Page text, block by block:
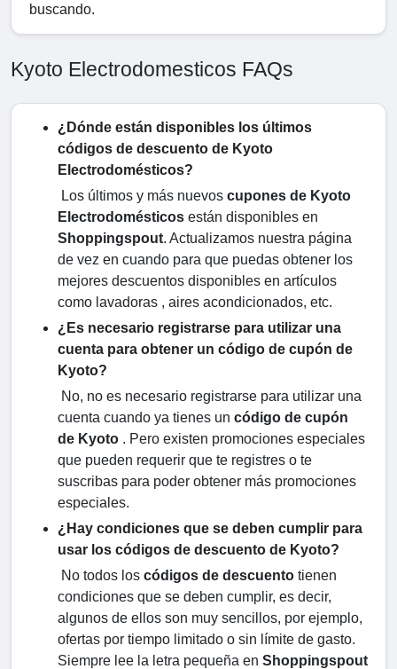
buscando.
Kyoto Electrodomesticos FAQs
¿Dónde están disponibles los últimos
códigos de descuento de Kyoto
Electrodomésticos?
Los últimos y más nuevos cupones de Kyoto
Electrodomésticos están disponibles en
Shoppingspout. Actualizamos nuestra página
de vez en cuando para que puedas obtener los
mejores descuentos disponibles en artículos
como lavadoras , aires acondicionados, etc.
¿Es necesario registrarse para utilizar una
cuenta para obtener un código de cupón de
Kyoto?
No, no es necesario registrarse para utilizar una
cuenta cuando ya tienes un código de cupón
de Kyoto . Pero existen promociones especiales
que pueden requerir que te registres o te
suscribas para poder obtener más promociones
especiales.
¿Hay condiciones que se deben cumplir para
usar los códigos de descuento de Kyoto?
No todos los códigos de descuento tienen
condiciones que se deben cumplir, es decir,
algunos de ellos son muy sencillos, por ejemplo,
ofertas por tiempo limitado o sin límite de gasto.
Siempre lee la letra pequeña en Shoppingspout